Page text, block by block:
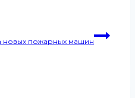
новых пожарных машин